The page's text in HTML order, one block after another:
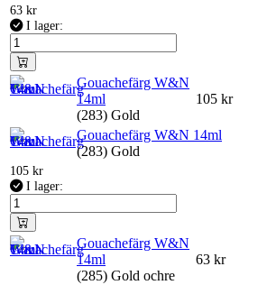
63 kr
I lager:
Gouachefärg W&N
14ml
(283) Gold
105 kr
Gouachefärg W&N 14ml
(283) Gold
105 kr
I lager:
Gouachefärg W&N
14ml
(285) Gold ochre
63 kr